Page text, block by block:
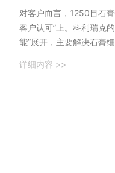
对客户而言，1250目石
客户认可”上。科利瑞克
能”展开，主要解决石膏
详细内容 >>